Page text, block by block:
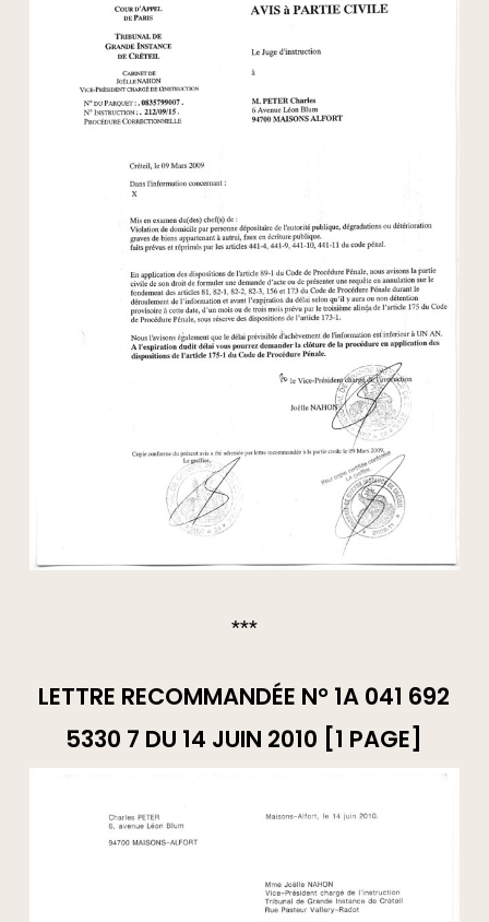
***
LETTRE RECOMMANDÉE N° 1A 041 692
5330 7 DU 14 JUIN 2010 [1 PAGE]